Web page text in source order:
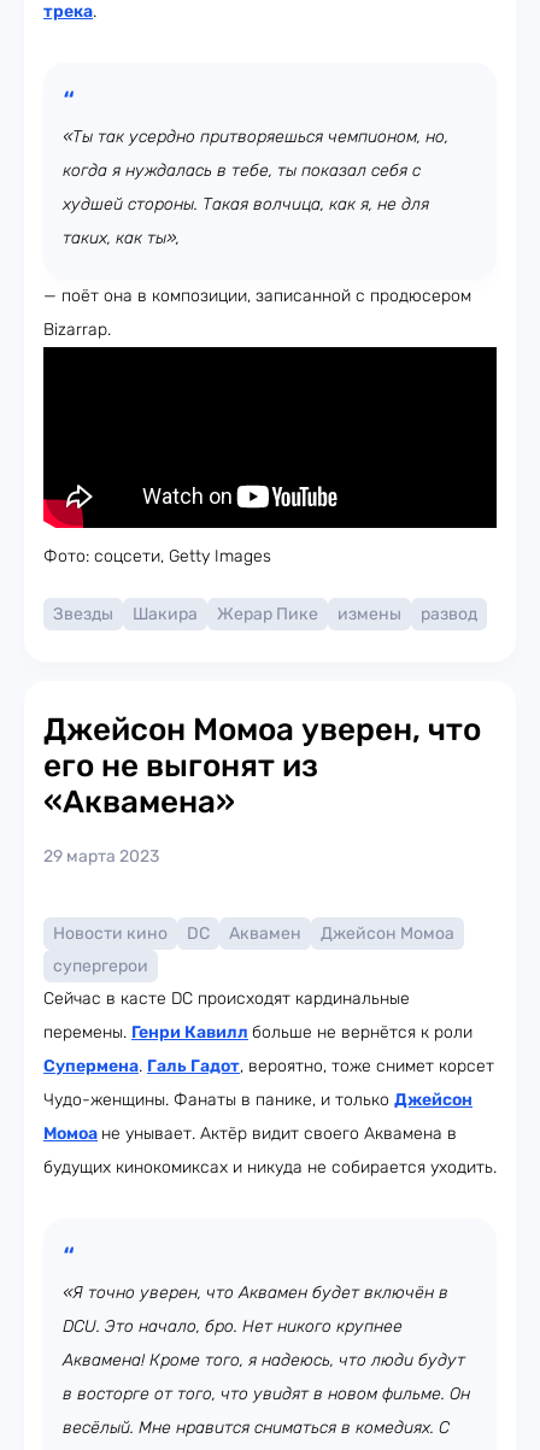
трека.
«Ты так усердно притворяешься чемпионом, но,
когда я нуждалась в тебе, ты показал себя с
худшей стороны. Такая волчица, как я, не для
таких, как ты»,
— поёт она в композиции, записанной с продюсером
Bizarrap.
Фото: соцсети, Getty Images
Звезды Шакира Жерар Пике измены развод
Джейсон Момоа уверен, что
его не выгонят из
«Аквамена»
29 марта 2023
Новости кино DC Аквамен
Джейсон Момоа
супергерои
Сейчас в касте DC происходят кардинальные
перемены. Генри Кавилл больше не вернётся к роли
Супермена. Галь Гадот, вероятно, тоже снимет корсет
Чудо-женщины. Фанаты в панике, и только Джейсон
Момоа не унывает. Актёр видит своего Аквамена в
будущих кинокомиксах и никуда не собирается уходить.
«Я точно уверен, что Аквамен будет включён в
DCU. Это начало, бро. Нет никого крупнее
Аквамена! Кроме того, я надеюсь, что люди будут
в восторге от того, что увидят в новом фильме. Он
весёлый. Мне нравится сниматься в комедиях. С